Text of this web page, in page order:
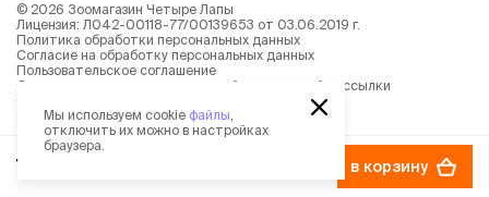
735 ₽ в корзину
© 2026 Зоомагазин Четыре Лапы
Лицензия: Л042-00118-77/00139653 от 03.06.2019 г.
Политика обработки персональных данных
Согласие на обработку персональных данных
Пользовательское соглашение
Согласие на получение новостной и рекламной рассылки
Описание рекомендательных алгоритмов
Мы используем cookie файлы
отключить их можно в настройках
браузера.